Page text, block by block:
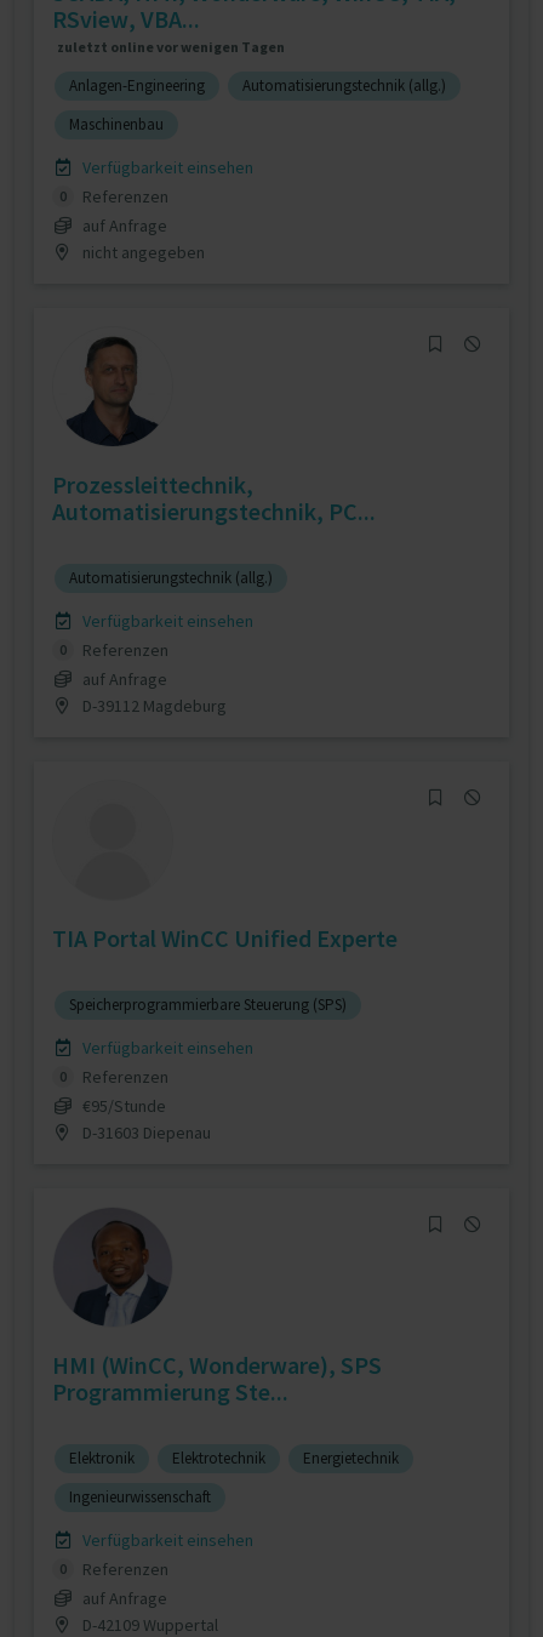
RSview, VBA...
zuletzt online vor wenigen Tagen
Anlagen-Engineering
Automatisierungstechnik (allg.)
Maschinenbau
Verfügbarkeit einsehen
0
Referenzen
auf Anfrage
nicht angegeben
Prozessleittechnik,
Automatisierungstechnik, PC...
Automatisierungstechnik (allg.)
Verfügbarkeit einsehen
0
Referenzen
auf Anfrage
D-39112 Magdeburg
TIA Portal WinCC Unified Experte
Speicherprogrammierbare Steuerung (SPS)
Verfügbarkeit einsehen
0
Referenzen
€95/Stunde
D-31603 Diepenau
HMI (WinCC, Wonderware), SPS
Programmierung Ste...
Elektronik Elektrotechnik
Energietechnik
Ingenieurwissenschaft
Verfügbarkeit einsehen
0
Referenzen
auf Anfrage
D-42109 Wuppertal